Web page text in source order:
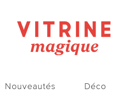
Nouveautés Déco